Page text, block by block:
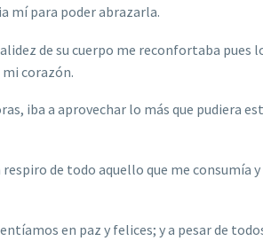
mí para poder abrazarla.
de su cuerpo me reconfortaba pues
corazón.
iba a aprovechar lo más que pudiera
de todo aquello que me consumía
en paz y felices; y a pesar de